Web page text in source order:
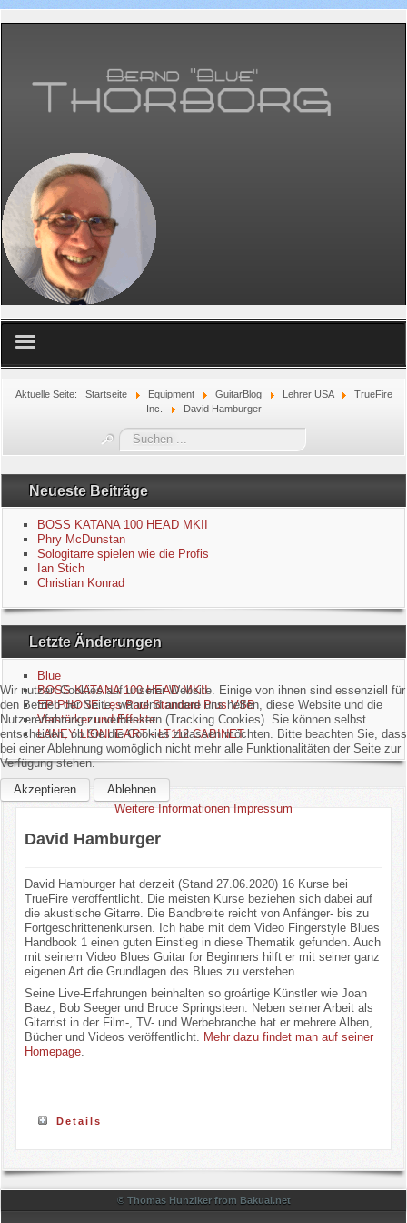
Equipment
GuitarBlog
Kontakt
Impressum
Datenschutzerklärung
Links
Gästebuch
Aktuelle Seite: Startseite Equipment GuitarBlog Lehrer USA
TrueFire
Inc.
David Hamburger
Suchen
...
Neueste Beiträge
BOSS KATANA 100 HEAD MKII
Phry McDunstan
Sologitarre spielen wie die Profis
Ian Stich
Christian Konrad
Letzte Änderungen
Blue
BOSS KATANA 100 HEAD MKII
EPIPHONE Les Paul Standard Plus VSB
Verstärker und Effekte
LANEY LIONHEART - LT112 CABINET
David Hamburger
David Hamburger hat derzeit (Stand 27.06.2020) 16 Kurse bei
TrueFire veröffentlicht. Die meisten Kurse beziehen sich dabei auf
die akustische Gitarre. Die Bandbreite reicht von Anfänger- bis zu
Fortgeschrittenenkursen. Ich habe mit dem Video Fingerstyle Blues
Handbook 1 einen guten Einstieg in diese Thematik gefunden. Auch
mit seinem Video Blues Guitar for Beginners hilft er mit seiner ganz
eigenen Art die Grundlagen des Blues zu verstehen.
Seine Live-Erfahrungen beinhalten so groártige Künstler wie Joan
Baez, Bob Seeger und Bruce Springsteen. Neben seiner Arbeit als
Gitarrist in der Film-, TV- und Werbebranche hat er mehrere Alben,
Bücher und Videos veröffentlicht. Mehr dazu findet man auf seiner
Homepage.
Details
© Thomas Hunziker from Bakual.net
Wir nutzen Cookies auf unserer Website. Einige von ihnen sind essenziell für
den Betrieb der Seite, während andere uns helfen, diese Website und die
Nutzererfahrung zu verbessern (Tracking Cookies). Sie können selbst
entscheiden, ob Sie die Cookies zulassen möchten. Bitte beachten Sie, dass
bei einer Ablehnung womöglich nicht mehr alle Funktionalitäten der Seite zur
Verfügung stehen.
Akzeptieren
Ablehnen
Weitere Informationen Impressum